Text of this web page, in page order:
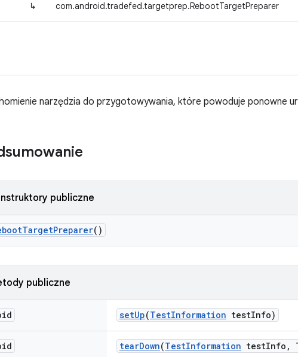
↳ com.android.tradefed.targetprep.RebootTargetPreparer
narzędzia do przygotowywania, które powoduje ponowne
publiczne
TargetPreparer()
publiczne
setUp(TestInformation testInfo)
tearDown(TestInformation testInfo ,